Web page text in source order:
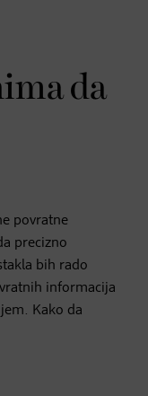
da
povratne
precizno
bih rado
informacija
Kako da